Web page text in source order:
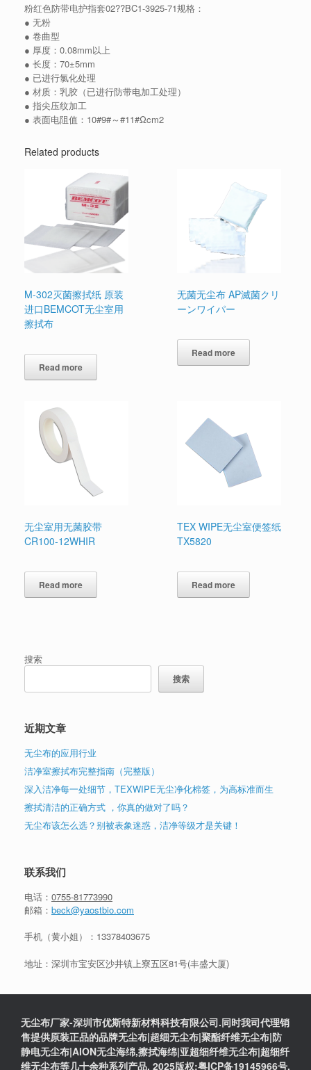
粉红色防带电护指套02??BC1-3925-71规格：
● 无粉
● 卷曲型
● 厚度：0.08mm以上
● 长度：70±5mm
● 已进行氯化处理
● 材质：乳胶（已进行防带电加工处理）
● 指尖压纹加工
● 表面电阻值：10#9#～#11#Ωcm2
Related products
M-302灭菌擦拭纸 原装
进口BEMCOT无尘室用
擦拭布
Read more
无菌无尘布 AP滅菌クリ
ーンワイパー
Read more
无尘室用无菌胶带
CR100-12WHIR
Read more
TEX WIPE无尘室便签纸
TX5820
Read more
搜索
搜索
近期文章
无尘布的应用行业
洁净室擦拭布完整指南（完整版）
深入洁净每一处细节，TEXWIPE无尘净化棉签，为高标准而生
擦拭清洁的正确方式 ，你真的做对了吗？
无尘布该怎么选？别被表象迷惑，洁净等级才是关键！
联系我们
电话： 0755-81773990
邮箱： beck@yaostbio.com
手机（黄小姐）： 13378403675
地址：深圳市宝安区沙井镇上寮五区81号(丰盛大厦)
无尘布厂家-深圳市优斯特新材料科技有限公司.同时我司代理销
售提供原装正品的品牌无尘布|超细无尘布|聚酯纤维无尘布|防
静电无尘布|AION无尘海绵,擦拭海绵|亚超细纤维无尘布|超细纤
维无尘布等几十余种系列产品. 2025版权:粤ICP备19145966号.